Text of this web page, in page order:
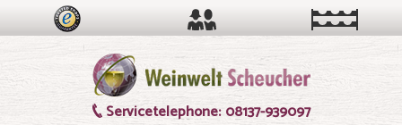
Servicetelephone: 08137-939097